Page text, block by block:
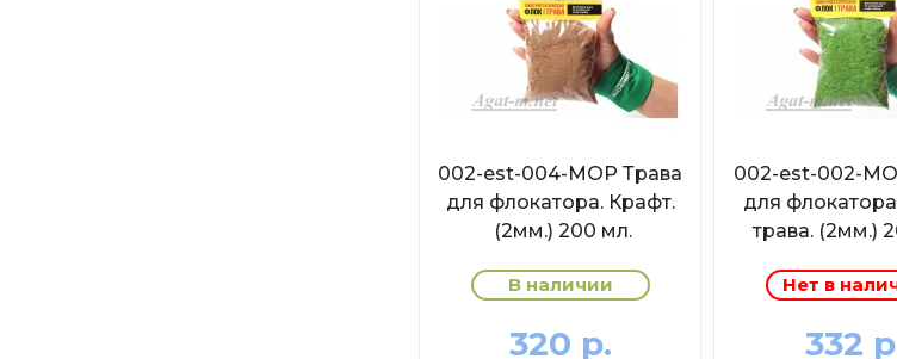
002-est-004-МОР Трава
для флокатора. Крафт.
(2мм.) 200 мл.
В наличии
320 р.
002-est-002-
для
трава. (2мм.)
Нет в
332